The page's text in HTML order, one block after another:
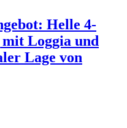
Helle 4-
Loggia und
Lage von